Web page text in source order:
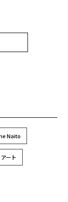
Naito
ート